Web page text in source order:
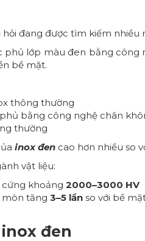
hỏi đang được tìm kiếm nhiều
phủ lớp màu đen bằng công
bề mặt.
thông thường
bằng công nghệ chân
thường
inox đen cao hơn nhiều so
vật liệu:
cứng khoảng 2000–3000 HV
mòn tăng 3–5 lần so với bề
đen